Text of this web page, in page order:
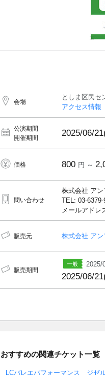
会場
としま区民
アクセス情報
公演期間
開催期間
2025/06/
価格 800 円 ～
問い合わせ
株式会社 アン
TEL: 03-6379-
メールアドレ
販売元 株式会社 アン
販売期間
2025/
2025/06/
おすすめの関連チケット一覧
LCバレエパフォーマンス ジゼ